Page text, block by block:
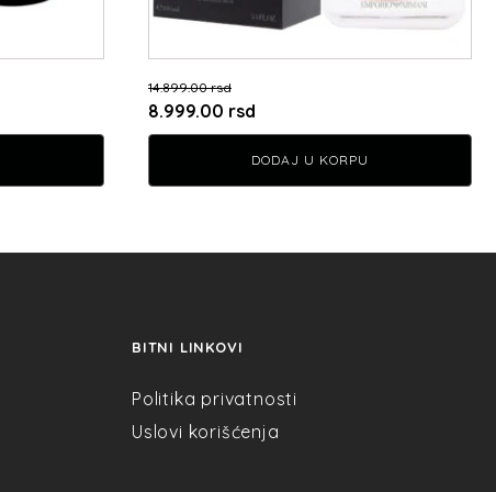
14.899.00rsd
Originalna
cena
bila:
8.999.00 rsd
cena
je:
8.999.00 rsd.
DODAJ U KORPU
BITNI LINKOVI
Politika privatnosti
Uslovi korišćenja